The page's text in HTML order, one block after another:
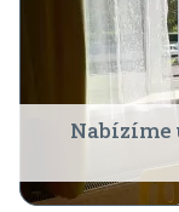
Nabízíme